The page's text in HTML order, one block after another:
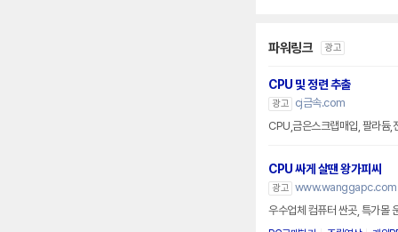
파워링크 광고
CPU 및 정련 추출
광고
cj금속.com
CPU,금은스크랩매입, 팔라듐,
CPU 싸게 살땐 왕가피씨
광고 www.wanggapc.com
우수업체 컴퓨터 싼곳, 특가몰